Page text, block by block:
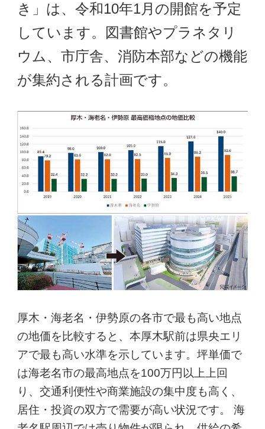
き」は、令和10年1月の開館を予定
しています。図書館やプラネタリ
ウム、市庁舎、消防本部などの機能
が集約される計画です。
厚木・海老名・伊勢原の各市で最も高い地点
の地価を比較すると、本厚木駅前は県央エリ
アで最も高い水準を示しています。坪単価で
は海老名市の最高地点を100万円以上上回
り、交通利便性や商業施設の集中度も高く、
居住・投資の双方で需要が高い状況です。 海